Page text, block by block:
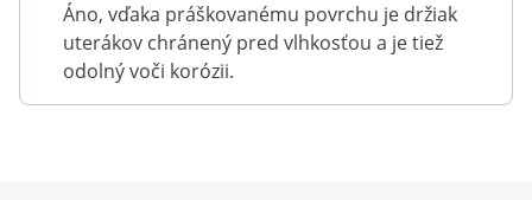
Áno, vďaka práškovanému povrchu je držiak
uterákov chránený pred vlhkosťou a je tiež
odolný voči korózii.